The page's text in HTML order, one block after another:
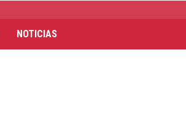
NOTICIAS